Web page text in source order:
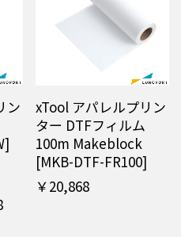
ン
xTool アパレルプリン
ター DTFフィルム
100m Makeblock
[MKB-DTF-FR100]
￥20,868